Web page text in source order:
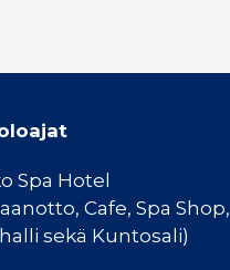
Spa Hotel
Cafe, Spa Shop,
sekä Kuntosali)